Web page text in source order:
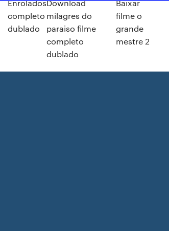
Enrolados
completo
dublado
Download
milagres do
paraiso filme
completo
dublado
Baixar
filme o
grande
mestre 2